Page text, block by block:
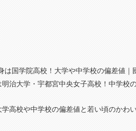
は国学院高校！大学や中学校の偏差値｜
治大学・宇都宮中央女子高校！中学校
高校や中学校の偏差値と若い頃のかわ